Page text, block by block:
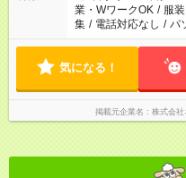
業・WワークOK / 服
集 / 電話対応なし / パ
気になる！
掲載元企業名 株式会社